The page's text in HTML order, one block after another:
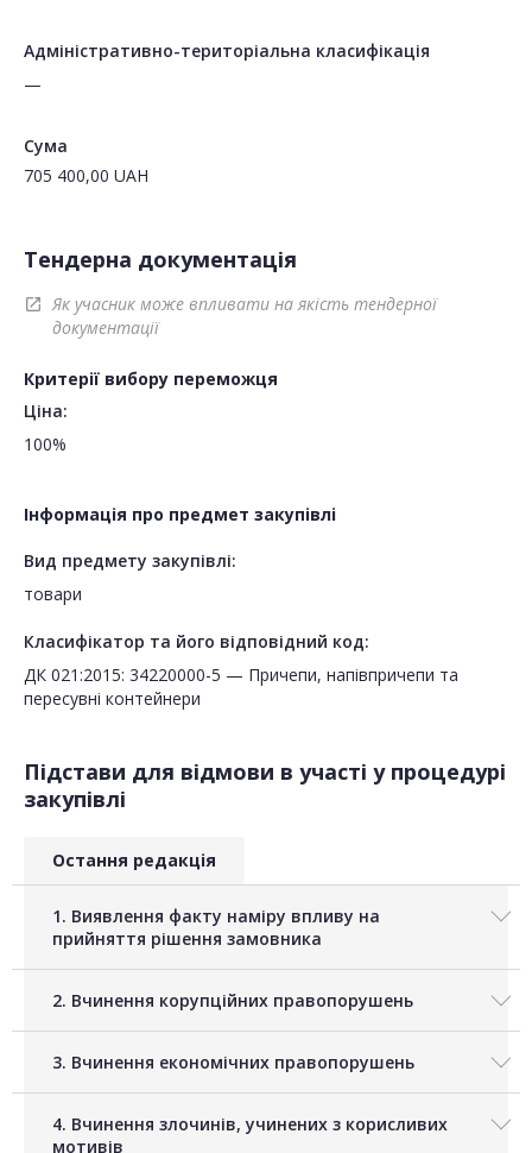
Адміністративно-територіальна класифікація
—
Сума
705 400,00 UAH
Тендерна документація
open_in_new
Як учасник може впливати на якість тендерної
документації
Критерії вибору переможця
Ціна:
100%
Інформація про предмет закупівлі
Вид предмету закупівлі:
товари
Класифікатор та його відповідний код:
ДК 021:2015: 34220000-5 — Причепи, напівпричепи та
пересувні контейнери
Підстави для відмови в участі у процедурі
закупівлі
Остання редакція
1. Виявлення факту наміру впливу на
прийняття рішення замовника
2. Вчинення корупційних правопорушень
3. Вчинення економічних правопорушень
4. Вчинення злочинів, учинених з корисливих
мотивів